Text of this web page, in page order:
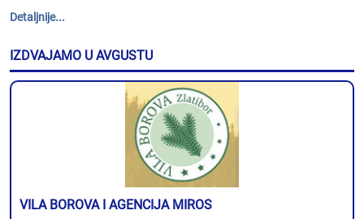
Detaljnije...
IZDVAJAMO U AVGUSTU
VILA BOROVA I AGENCIJA MIROS